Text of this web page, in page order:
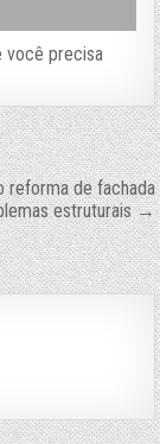
você precisa
reforma de fachada
estruturais →